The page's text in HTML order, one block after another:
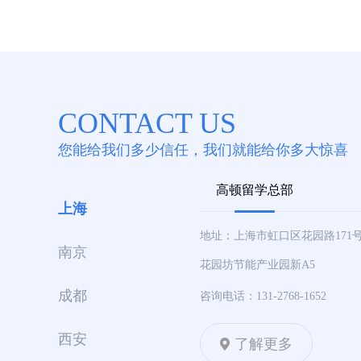
CONTACT US
您能给我们多少信任，我们就能给你多大惊喜
上海
南京
成都
西安
高顿留学总部
地址：上海市虹口区花园路171
花园坊节能产业园新A5
咨询电话：131-2768-1652
了解更多